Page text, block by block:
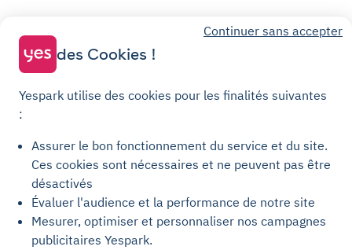
Comment mettre en place
la solution Yespark ?
Accordez-nous une visite sur site et nous nous
Continuer sans accepter
des Cookies !
Yespark utilise des cookies pour les finalités suivantes
:
Assurer le bon fonctionnement du service et du site.
Ces cookies sont nécessaires et ne peuvent pas être
désactivés
Évaluer l'audience et la performance de notre site
Mesurer, optimiser et personnaliser nos campagnes
publicitaires Yespark.